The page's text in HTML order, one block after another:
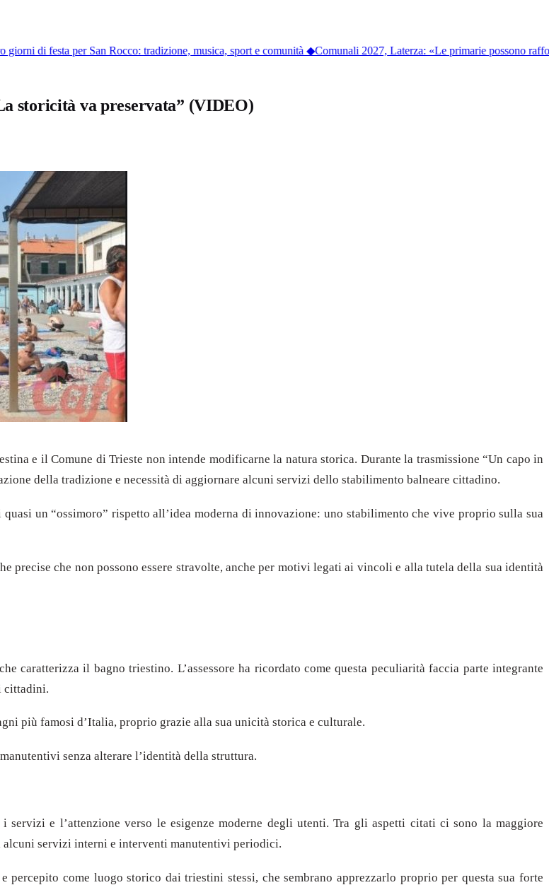
di festa per San Rocco: tradizione, musica, sport e comunità◆ Comunali 2027, Laterza: «Le primarie possono
storicità va preservata” (VIDEO)
e il Comune di Trieste non intende modificarne la natura storica. Durante la trasmissione “Un capo in
della tradizione e necessità di aggiornare alcuni servizi dello stabilimento balneare cittadino.
un “ossimoro” rispetto all’idea moderna di innovazione: uno stabilimento che vive proprio sulla sua
precise che non possono essere stravolte, anche per motivi legati ai vincoli e alla tutela della sua identità
il bagno triestino. L’assessore ha ricordato come questa peculiarità faccia parte integrante
cittadini.
più famosi d’Italia, proprio grazie alla sua unicità storica e culturale.
senza alterare l’identità della struttura.
e l’attenzione verso le esigenze moderne degli utenti. Tra gli aspetti citati ci sono la maggiore
servizi interni e interventi manutentivi periodici.
percepito come luogo storico dai triestini stessi, che sembrano apprezzarlo proprio per questa sua forte